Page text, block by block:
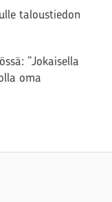
taloustiedon
”Jokaisella
oma